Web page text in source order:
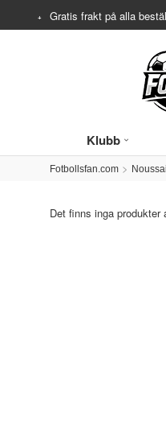
Gratis frakt på alla
Klubb
Fotbollsfan.com
Det finns inga